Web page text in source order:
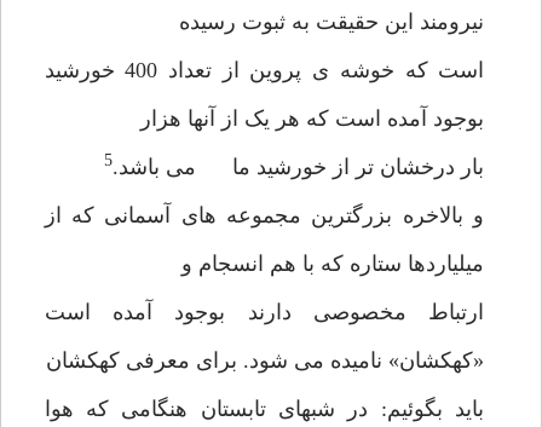
نیرومند این حقیقت به ثبوت رسیده
است که خوشه ی پروین از تعداد 400 خورشید
بوجود آمده است که هر یک از آنها هزار
بار درخشان تر از خورشید ما می باشد.5
و بالاخره بزرگترین مجموعه های آسمانی که از
میلیاردها ستاره که با هم انسجام و
ارتباط مخصوصی دارند بوجود آمده است
«کهکشان» نامیده می شود. برای معرفی کهکشان
باید بگوئیم: در شبهای تابستان هنگامی که هوا